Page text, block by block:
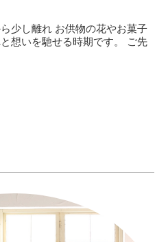
少し離れ お供物の花やお菓子
想いを馳せる時期です。 ご先